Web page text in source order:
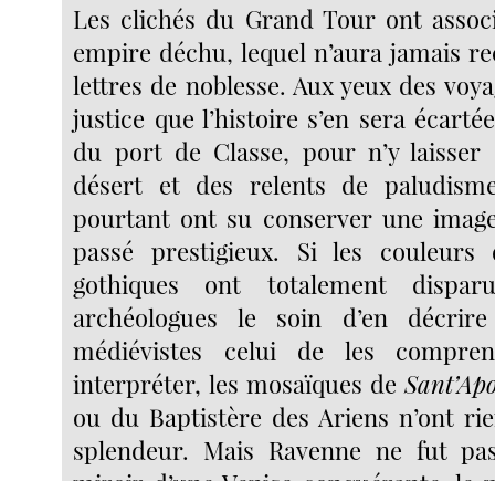
Les clichés du Grand Tour ont
empire déchu, lequel n’aura jamais
lettres de noblesse. Aux yeux des
justice que l’histoire s’en sera
du port de Classe, pour n’y laisser
désert et des relents de
pourtant ont su conserver une
passé prestigieux. Si les couleurs
gothiques ont totalement
archéologues le soin d’en
médiévistes celui de les
interpréter, les mosaïques de
ou du Baptistère des Ariens n’ont
splendeur. Mais Ravenne ne fut